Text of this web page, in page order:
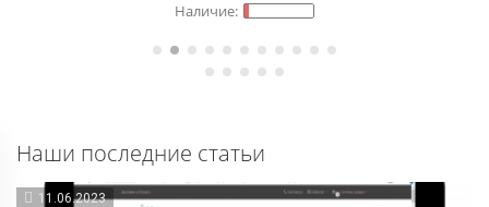
Наши последние статьи
11.06.2023